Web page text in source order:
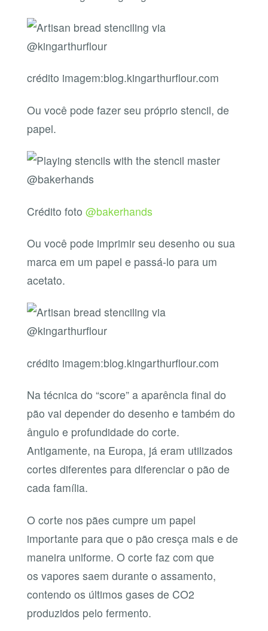
crédito imagem:blog.kingarthurflour.com
Ou você pode fazer seu próprio stencil, de
papel.
Crédito foto @bakerhands
Ou você pode imprimir seu desenho ou sua
marca em um papel e passá-lo para um
acetato.
crédito imagem:blog.kingarthurflour.com
Na técnica do “score” a aparência final do
pão vai depender do desenho e também do
ângulo e profundidade do corte.
Antigamente, na Europa, já eram utilizados
cortes diferentes para diferenciar o pão de
cada família.
O corte nos pães cumpre um papel
importante para que o pão cresça mais e de
maneira uniforme. O corte faz com que
os vapores saem durante o assamento,
contendo os últimos gases de CO2
produzidos pelo fermento.